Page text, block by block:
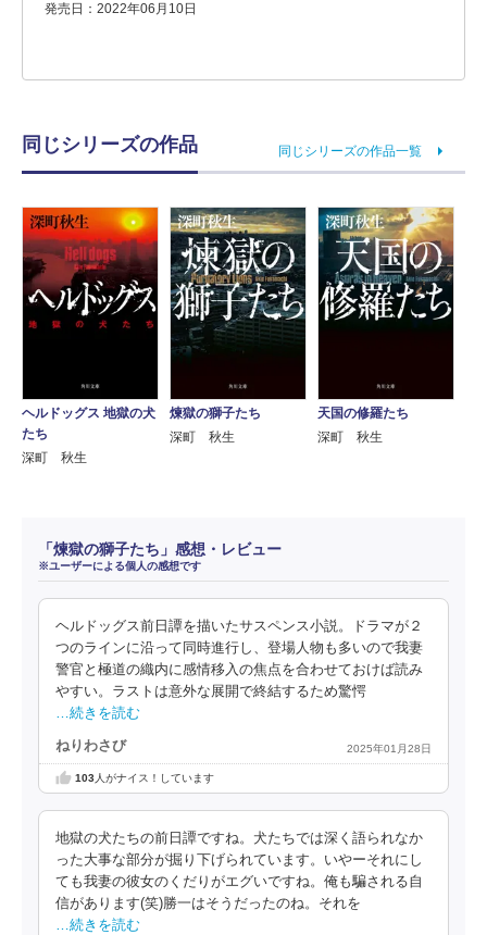
発売日：2022年06月10日
同じシリーズの作品 同じシリーズの作品一覧
ヘルドッグス 地獄の犬
たち
深町 秋生
煉獄の獅子たち
深町 秋生
天国の修羅たち
深町 秋生
「煉獄の獅子たち」感想・レビュー
※ユーザーによる個人の感想です
ヘルドッグス前日譚を描いたサスペンス小説。ドラマが２
つのラインに沿って同時進行し、登場人物も多いので我妻
警官と極道の織内に感情移入の焦点を合わせておけば読み
やすい。ラストは意外な展開で終結するため驚愕
…続きを読む
ねりわさび 2025年01月28日
103人がナイス！しています
地獄の犬たちの前日譚ですね。犬たちでは深く語られなか
った大事な部分が掘り下げられています。いやーそれにし
ても我妻の彼女のくだりがエグいですね。俺も騙される自
信があります(笑)勝一はそうだったのね。それを
…続きを読む